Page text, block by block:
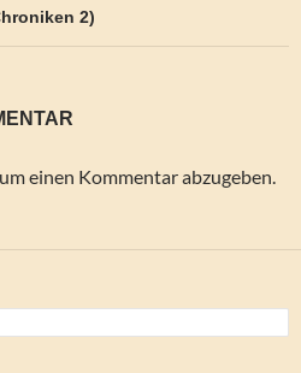
2)
einen Kommentar abzugeben.